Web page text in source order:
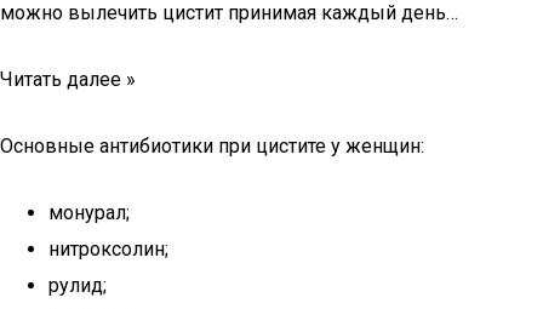
можно вылечить цистит принимая каждый день…
Читать далее »
Основные антибиотики при цистите у женщин:
монурал;
нитроксолин;
рулид;